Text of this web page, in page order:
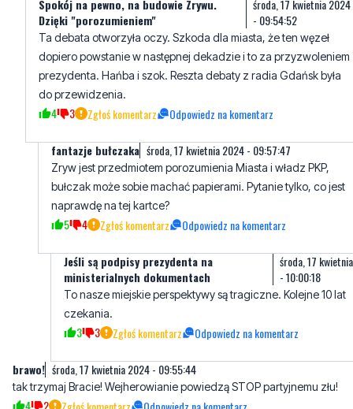
Spokój na pewno, na budowie Zrywu.
Dzięki "porozumieniem"
środa, 17 kwietnia 2024
- 09:54:52
Ta debata otworzyła oczy. Szkoda dla miasta, że ten węzeł
dopiero powstanie w następnej dekadzie i to za przyzwoleniem
prezydenta. Hańba i szok. Reszta debaty z radia Gdańsk była
do przewidzenia.
4 3 Zgłoś komentarz Odpowiedz na komentarz
fantazje bułczaka środa, 17 kwietnia 2024 - 09:57:47
Zryw jest przedmiotem porozumienia Miasta i władz PKP,
bułczak może sobie machać papierami. Pytanie tylko, co jest
naprawdę na tej kartce?
5 4 Zgłoś komentarz Odpowiedz na komentarz
Jeśli są podpisy prezydenta na
ministerialnych dokumentach
środa, 17
- 10:00:18
To nasze miejskie perspektywy są tragiczne. Kolejne 10 lat
czekania.
3 3 Zgłoś komentarz Odpowiedz na komentarz
brawo! środa, 17 kwietnia 2024 - 09:55:44
tak trzymaj Bracie! Wejherowianie powiedzą STOP partyjnemu złu!
4 2